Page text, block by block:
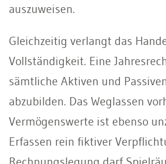
auszuweisen.
Gleichzeitig verlangt das
Vollständigkeit. Eine
sämtliche Aktiven und
abzubilden. Das Weglassen
Vermögenswerte ist ebenso
Erfassen rein fiktiver